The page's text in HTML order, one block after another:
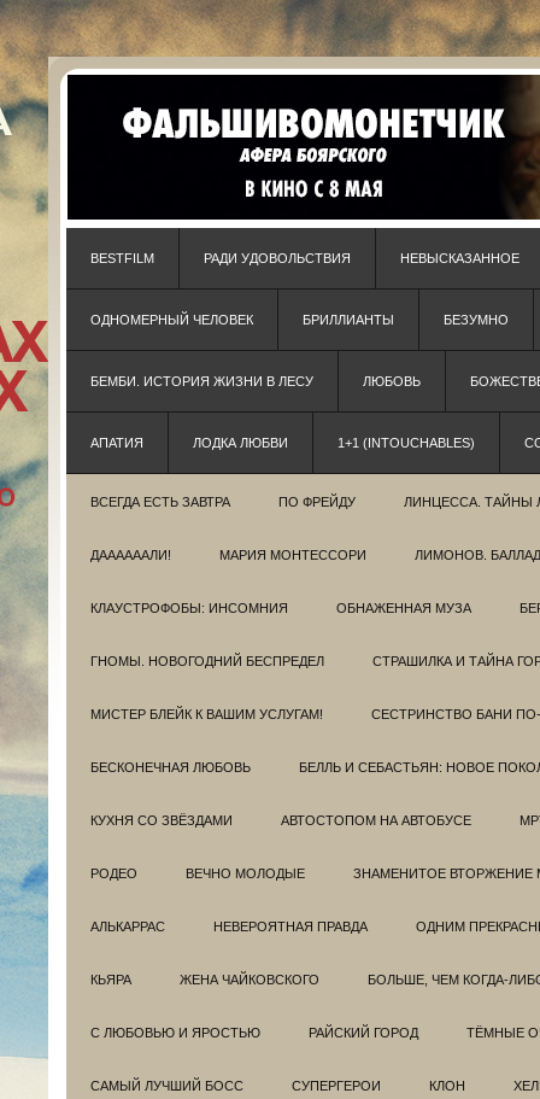
BESTFILM РАДИ УДОВОЛЬСТВИЯ НЕВЫСКАЗАННОЕ
ОДНОМЕРНЫЙ ЧЕЛОВЕК БРИЛЛИАНТЫ БЕЗУМНО
БЕМБИ. ИСТОРИЯ ЖИЗНИ В ЛЕСУ ЛЮБОВЬ
АПАТИЯ ЛОДКА ЛЮБВИ 1+1 (INTOUCHABLES)
ВСЕГДА ЕСТЬ ЗАВТРА ПО ФРЕЙДУ ЛИНЦЕССА. ТАЙНЫ
ДААААААЛИ! МАРИЯ МОНТЕССОРИ ЛИМОНОВ.
КЛАУСТРОФОБЫ: ИНСОМНИЯ ОБНАЖЕННАЯ МУЗА
ГНОМЫ. НОВОГОДНИЙ БЕСПРЕДЕЛ СТРАШИЛКА И ТАЙНА
МИСТЕР БЛЕЙК К ВАШИМ УСЛУГАМ! СЕСТРИНСТВО БАНИ
БЕСКОНЕЧНАЯ ЛЮБОВЬ БЕЛЛЬ И СЕБАСТЬЯН: НОВОЕ
КУХНЯ СО ЗВЁЗДАМИ АВТОСТОПОМ НА АВТОБУСЕ
РОДЕО ВЕЧНО МОЛОДЫЕ ЗНАМЕНИТОЕ ВТОРЖЕНИЕ
АЛЬКАРРАС НЕВЕРОЯТНАЯ ПРАВДА ОДНИМ
КЬЯРА ЖЕНА ЧАЙКОВСКОГО БОЛЬШЕ, ЧЕМ КОГДА-
С ЛЮБОВЬЮ И ЯРОСТЬЮ РАЙСКИЙ ГОРОД ТЁМНЫЕ
САМЫЙ ЛУЧШИЙ БОСС СУПЕРГЕРОИ КЛОН